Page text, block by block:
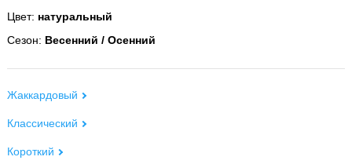
Цвет: натуральный
Сезон: Весенний / Осенний
Жаккардовый
Классический
Короткий